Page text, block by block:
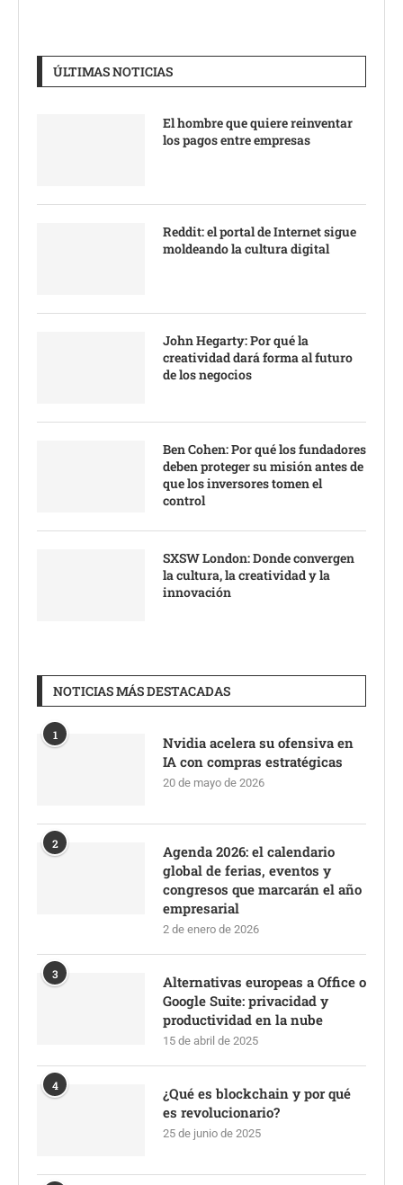
ÚLTIMAS NOTICIAS
El hombre que quiere reinventar
los pagos entre empresas
Reddit: el portal de Internet sigue
moldeando la cultura digital
John Hegarty: Por qué la
creatividad dará forma al futuro
de los negocios
Ben Cohen: Por qué los fundadores
deben proteger su misión antes de
que los inversores tomen el
control
SXSW London: Donde convergen
la cultura, la creatividad y la
innovación
NOTICIAS MÁS DESTACADAS
1
Nvidia acelera su ofensiva en
IA con compras estratégicas
20 de mayo de 2026
2
Agenda 2026: el calendario
global de ferias, eventos y
congresos que marcarán el año
empresarial
2 de enero de 2026
3
Alternativas europeas a Office o
Google Suite: privacidad y
productividad en la nube
15 de abril de 2025
4
¿Qué es blockchain y por qué
es revolucionario?
25 de junio de 2025